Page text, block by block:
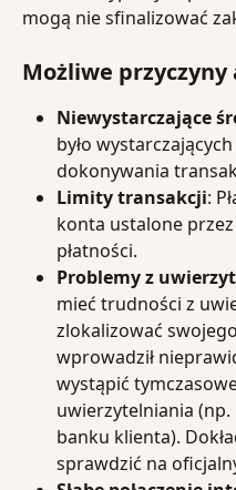
mogą nie sfinalizować
Możliwe przyczyny
Niewystarczające
było
dokonywania
Limity transakcji:
konta ustalone
płatności.
Problemyz
mieć trudności z
zlokalizować
wprowadził
wystąpić
uwierzytelniania
banku klienta).
sprawdzić na